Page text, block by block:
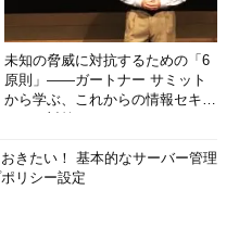
未知の脅威に対抗するための「6
原則」――ガートナー サミット
から学ぶ、これからの情報セキュ
きたい！ 基本的なサーバー管理
リシー設定